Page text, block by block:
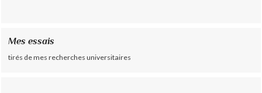
Mes essais
tirés de mes recherches universitaires